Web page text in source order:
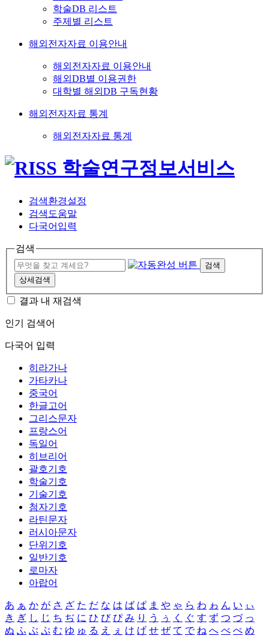
학술DB 리스트
주제별 리스트
해외전자자료 이용안내
해외전자자료 이용안내
해외DB별 이용권한
대학별 해외DB 구독현황
해외전자자료 통계
해외전자자료 통계
검색환경설정
검색도움말
다국어입력
검색
검색
상세검색
결과 내 재검색
인기 검색어
다국어 입력
히라가나
가타카나
중국어
한글고어
그리스문자
프랑스어
독일어
히브리어
괄호기호
학술기호
기술기호
첨자기호
라틴문자
러시아문자
단위기호
일반기호
로마자
아랍어
あ ぁ か が さ ざ た だ な は ば ぱ ま や ゃ ら わ ゎ ん い ぃ
き ぎ し じ ち ぢ に ひ び ぴ み り う ぅ く ぐ す ず つ づ っ
ぬ ふ ぶ ぷ む ゆ ゅ る え ぇ け げ せ ぜ て で ね へ べ ぺ め